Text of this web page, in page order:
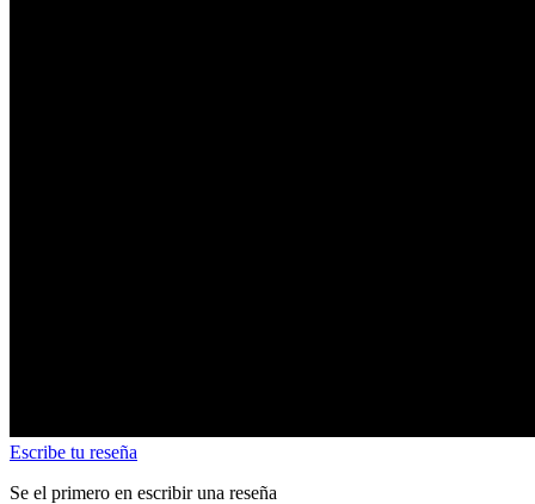
Escribe tu reseña
Se el primero en escribir una reseña